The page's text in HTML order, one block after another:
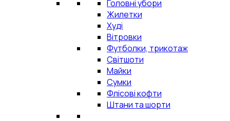
Головні убори
Жилетки
Худі
Вітровки
Футболки, трикотаж
Світшоти
Майки
Сумки
Флісові кофти
Штани та шорти